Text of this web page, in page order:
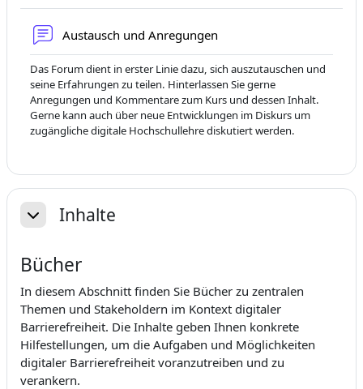
Austausch und Anregungen
Das Forum dient in erster Linie dazu, sich auszutauschen und
seine Erfahrungen zu teilen. Hinterlassen Sie gerne
Anregungen und Kommentare zum Kurs und dessen Inhalt.
Gerne kann auch über neue Entwicklungen im Diskurs um
zugängliche digitale Hochschullehre diskutiert werden.
СвернутьInhalte
Bücher
In diesem Abschnitt finden Sie Bücher zu zentralen
Themen und Stakeholdern im Kontext digitaler
Barrierefreiheit. Die Inhalte geben Ihnen konkrete
Hilfestellungen, um die Aufgaben und Möglichkeiten
digitaler Barrierefreiheit voranzutreiben und zu
verankern.